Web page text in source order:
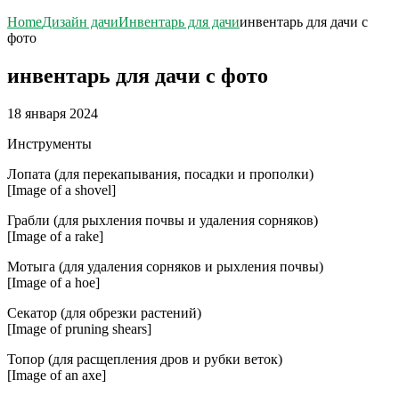
HomeДизайн дачиИнвентарь для дачиинвентарь для дачи с
фото
инвентарь для дачи с фото
18 января 2024
Инструменты
Лопата (для перекапывания, посадки и прополки)
[Image of a shovel]
Грабли (для рыхления почвы и удаления сорняков)
[Image of a rake]
Мотыга (для удаления сорняков и рыхления почвы)
[Image of a hoe]
Секатор (для обрезки растений)
[Image of pruning shears]
Топор (для расщепления дров и рубки веток)
[Image of an axe]